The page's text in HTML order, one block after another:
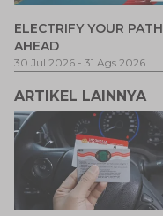
ELECTRIFY YOUR PATH
AHEAD
30 Jul 2026 - 31 Ags 2026
ARTIKEL LAINNYA